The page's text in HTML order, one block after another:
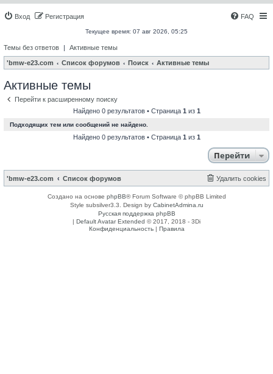
Вход Регистрация FAQ
Текущее время: 07 авг 2026, 05:25
Темы без ответов | Активные темы
'bmw-e23.com Список форумов Поиск Активные темы
Активные темы
Перейти к расширенному поиску
Найдено 0 результатов • Страница 1 из 1
Подходящих тем или сообщений не найдено.
Найдено 0 результатов • Страница 1 из 1
Перейти
'bmw-e23.com Список форумов Удалить cookies
Создано на основе phpBB® Forum Software © phpBB Limited
Style subsilver3.3. Design by CabinetAdmina.ru
Русская поддержка phpBB
| Default Avatar Extended © 2017, 2018 - 3Di
Конфиденциальность| Правила